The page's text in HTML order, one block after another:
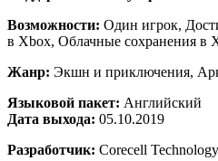
Возможности: Один игрок,
в Xbox, Облачные сохранения в
Жанр: Экшн и приключения,
Языковой пакет: Английский
Дата выхода: 05.10.2019
Разработчик: Corecell